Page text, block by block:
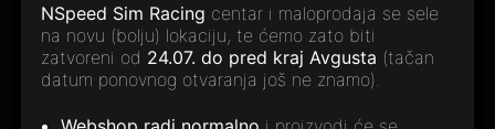
PIB: 114532575
LINKOVI
NSpeed Sim Racing centar i maloprodaja se sele
na novu (bolju) lokaciju, te ćemo zato biti
zatvoreni od 24.07. do pred kraj Avgusta (tačan
datum ponovnog otvaranja još ne znamo).